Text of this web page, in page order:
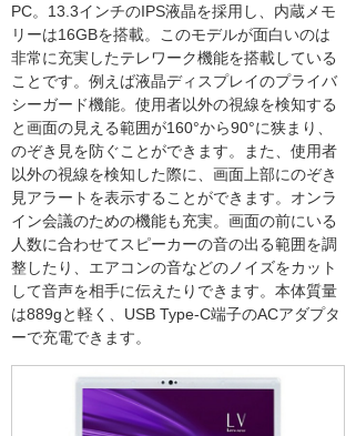
PC。13.3インチのIPS液晶を採用し、内蔵メモ
リーは16GBを搭載。このモデルが面白いのは
非常に充実したテレワーク機能を搭載している
ことです。例えば液晶ディスプレイのプライバ
シーガード機能。使用者以外の視線を検知する
と画面の見える範囲が160°から90°に狭まり、
のぞき見を防ぐことができます。また、使用者
以外の視線を検知した際に、画面上部にのぞき
見アラートを表示することができます。オンラ
イン会議のための機能も充実。画面の前にいる
人数に合わせてスピーカーの音の出る範囲を調
整したり、エアコンの音などのノイズをカット
して音声を相手に伝えたりできます。本体質量
は889gと軽く、USB Type-C端子のACアダプタ
ーで充電できます。